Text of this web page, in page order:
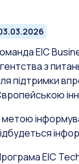
EIC
з
підтримки
метою
EIC